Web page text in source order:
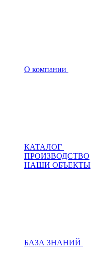
О компании
КАТАЛОГ
ПРОИЗВОДСТВО
НАШИ ОБЪЕКТЫ
БАЗА ЗНАНИЙ